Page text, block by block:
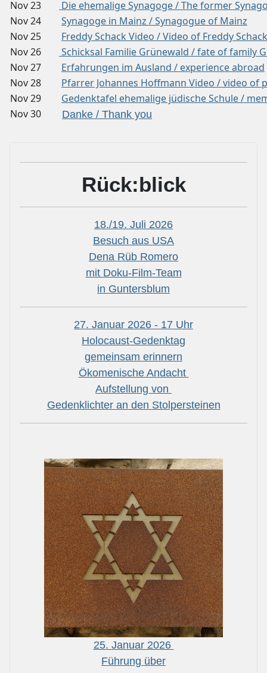
Nov 23
Die ehemalige Synagoge / The former
Nov 24
Synagoge in Mainz / Synagogue of Mainz
Nov 25
Freddy Schack Video / Video of Freddy Schack
Nov 26
Schicksal Familie Grünewald / fate of family
Nov 27
Erfahrungen im Ausland / experience abroad
Nov 28
Pfarrer Johannes Hoffmann Video / video of
Nov 29
Gedenktafel ehemalige jüdische Schule /
Nov 30
Danke / Thank you
Rück:blick
18./19. Juli 2026
Besuch aus USA
Dena Rüb Romero
mit Doku-Film-Team
in Guntersblum
27. Januar 2026 - 17 Uhr
Holocaust-Gedenktag
gemeinsam erinnern
Ökomenische Andacht
Aufstellung von
Gedenklichter an den Stolpersteinen
25. Januar 2026
Führung über